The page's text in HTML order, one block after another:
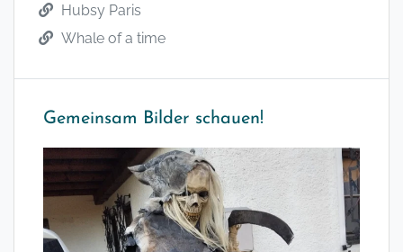
Hubsy Paris
Whale of a time
Gemeinsam Bilder schauen!